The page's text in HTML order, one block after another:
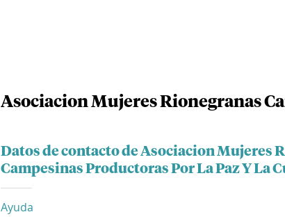
Asociacion Mujeres Rionegranas
Datos de contacto de Asociacion Mujeres
Campesinas Productoras Por La Paz Y La
Ayuda